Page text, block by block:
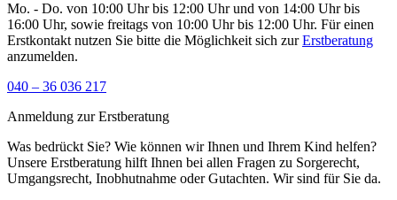
Mo. - Do. von 10:00 Uhr bis 12:00 Uhr und von 14:00 Uhr bis
16:00 Uhr, sowie freitags von 10:00 Uhr bis 12:00 Uhr. Für einen
Erstkontakt nutzen Sie bitte die Möglichkeit sich zurErstberatung
anzumelden.
040 – 36 036 217
Anmeldung zur Erstberatung
Was bedrückt Sie? Wie können wir Ihnen und Ihrem Kind helfen?
Unsere Erstberatung hilft Ihnen bei allen Fragen zu Sorgerecht,
Umgangsrecht, Inobhutnahme oder Gutachten. Wir sind für Sie da.